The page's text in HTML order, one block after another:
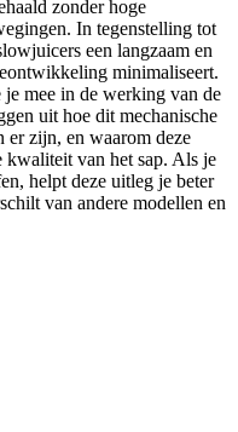
zonder hoge
In tegenstelling tot
een langzaam en
minimaliseert.
mee in de werking van de
uit hoe dit mechanische
er zijn, en waarom deze
kwaliteit van het sap. Als je
helpt deze uitleg je beter
van andere modellen en